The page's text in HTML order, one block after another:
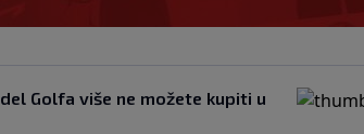
Golfa više ne možete kupiti u